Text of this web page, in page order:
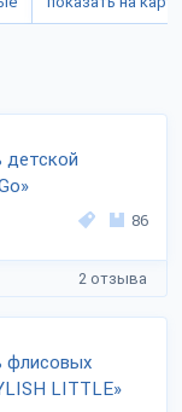
детской
86
2 отзыва
флисовых
LITTLE»